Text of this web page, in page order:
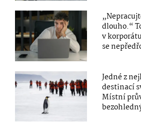
dlouho.“
v
se
Jedné z
destinací
Místní